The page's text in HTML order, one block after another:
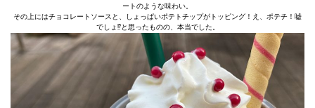
ートのような味わい。
その上にはチョコレートソースと、しょっぱいポテトチップがトッピング！え、ポテチ！嘘
でしょ⁉︎と思ったものの、本当でした。